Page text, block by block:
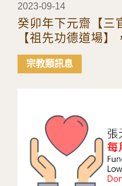
2023-09-14
癸卯年下元齋【三
【祖先功德道場】
宗教類訊息